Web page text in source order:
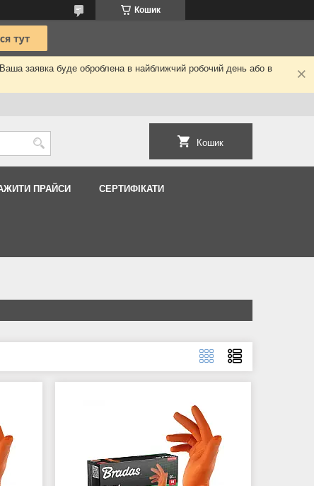
Кошик
заявка буде оброблена в найближчий робочий день або в
Кошик
ПРАЙСИ СЕРТИФІКАТИ